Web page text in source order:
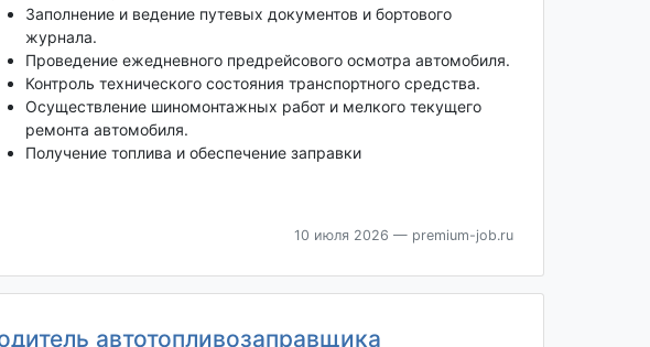
Заполнение и ведение путевых документов и бортового
журнала.
Проведение ежедневного предрейсового осмотра автомобиля.
Контроль технического состояния транспортного средства.
Осуществление шиномонтажных работ и мелкого текущего
ремонта автомобиля.
Получение топлива и обеспечение заправки
10 июля 2026 — premium-job.ru
автотопливозаправщика